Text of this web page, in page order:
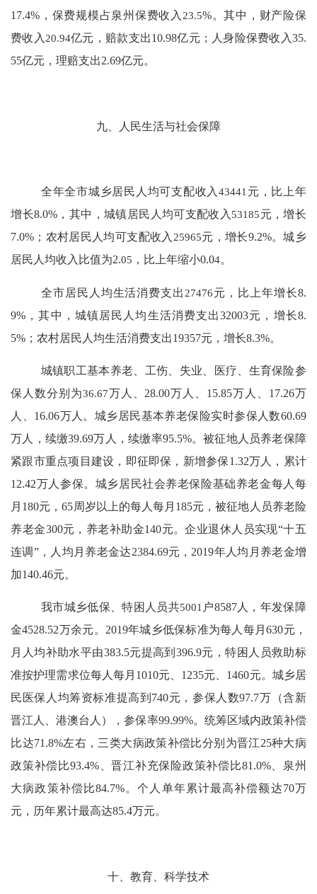
17.4% ，保费规模占泉州保费收入23.5%。其中，财产险保
费收入20.94亿元，赔款支出10.98亿元；人身险保费收入35.
55亿元，理赔支出2.69亿元。
九、人民生活与社会保障
全年全市城乡居民人均可支配收入43441元，比上年
增长8.0%，其中，城镇居民人均可支配收入53185元，增长
7.0% ；农村居民人均可支配收入25965元，增长9.2%。城乡
居民人均收入比值为2.05 ，比上年缩小0.04。
全市居民人均生活消费支出 27476元，比上年增长8.
9% ，其中，城镇居民人均生活消费支出32003元，增长8.
5% ；农村居民人均生活消费支出19357元，增长8.3%。
城镇职工基本养老、工伤、失业、医疗、生育保险参
保人数分别为36.67万人、 28.00万人、 15.85万人、 17.26万
人、 16.06万人。城乡居民基本养老保险实时参保人数60.69
万人，续缴39.69万人，续缴率95.5%。被征地人员养老保障
紧跟市重点项目建设，即征即保，新增参保1.32万人，累计
12.42万人参保。城乡居民社会养老保险基础养老金每人每
月 180元，65周岁以上的每人每月 185元，被征地人员养老险
养老金300元，养老补助金140元。企业退休人员实现“十五
连调”，人均月养老金达2384.69元， 2019年人均月养老金增
加140.46元。
我市城乡低保、特困人员共5001 户8587人，年发保障
金4528.52万余元。 2019年城乡低保标准为每人每月630元，
月人均补助水平由383.5元提高到 396.9元，特困人员救助标
准按护理需求位每人每月 1010元、 1235元、 1460元。城乡居
民医保人均筹资标准提高到 740元，参保人数97.7万（含新
晋江人、港澳台人），参保率99.99%。统筹区域内政策补偿
比达71.8%左右，三类大病政策补偿比分别为晋江25种大病
政策补偿比93.4%、晋江补充保险政策补偿比81.0%、泉州
大病政策补偿比84.7%。个人单年累计最高补偿额达70万
元，历年累计最高达85.4万元。
十、教育、科学技术